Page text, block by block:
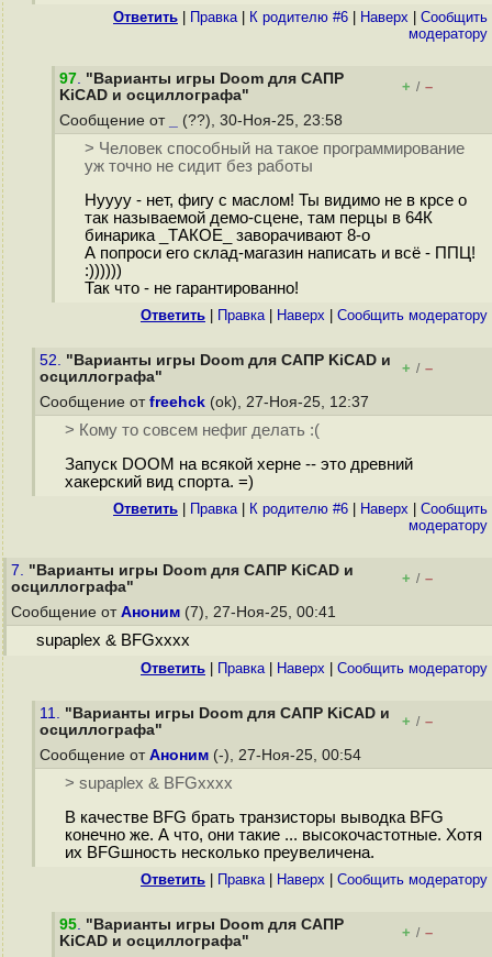
Ответить Правка| К родителю #6 Наверх
Cообщить
модератору
97. "Варианты игры Doom для САПР
KiCAD и осциллографа"
+ / –
Сообщение от (??), 30-Ноя-25, 23:58
> Человек способный на такое программирование
уж точно не сидит без работы
Нуууу - нет, фигу с маслом! Ты видимо не в крсе о
так называемой демо-сцене, там перцы в 64К
бинарика _ТАКОЕ_ заворачивают 8-о
А попроси его склад-магазин написать и всё - ППЦ!
:))))))
Так что - не гарантированно!
Ответить Правка| Наверх Cообщить модератору
52. "Варианты игры Doom для САПР KiCAD и
осциллографа"
+ / –
Сообщение от freehck (ok), 27-Ноя-25, 12:37
> Кому то совсем нефиг делать :(
Запуск DOOM на всякой херне -- это древний
хакерский вид спорта. =)
Ответить Правка| К родителю #6 Наверх
Cообщить
модератору
7. "Варианты игры Doom для САПР KiCAD и
осциллографа"
+ / –
Сообщение от Аноним (7), 27-Ноя-25, 00:41
supaplex & BFGxxxx
Ответить Правка| Наверх Cообщить модератору
11. "Варианты игры Doom для САПР KiCAD и
осциллографа"
+ / –
Сообщение от Аноним (-), 27-Ноя-25, 00:54
> supaplex & BFGxxxx
В качестве BFG брать транзисторы выводка BFG
конечно же. А что, они такие ... высокочастотные. Хотя
их BFGшность несколько преувеличена.
Ответить Правка| Наверх Cообщить модератору
95. "Варианты игры Doom для САПР
KiCAD и осциллографа"
+ / –